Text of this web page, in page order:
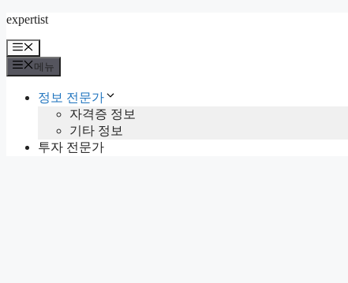
컨
츠
로
expertist
메
뉴
메뉴
정보 전문가
자격증 정보
기타 정보
투자 전문가